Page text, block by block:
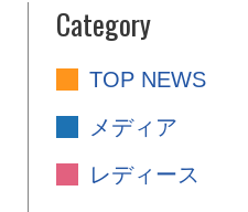
Category
TOP NEWS
メディア
レディース